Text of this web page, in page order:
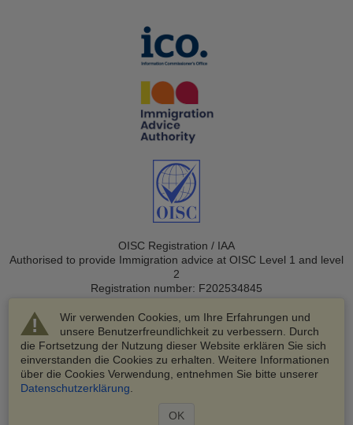
Wir verwenden Cookies, um Ihre Erfahrungen und
unsere Benutzerfreundlichkeit zu verbessern. Durch
die Fortsetzung der Nutzung dieser Website erklären Sie sich
einverstanden die Cookies zu erhalten. Weitere Informationen
über die Cookies Verwendung, entnehmen Sie bitte unserer
Datenschutzerklärung
OK
OISC Registration / IAA
Authorised to provide Immigration advice at OISC Level 1 and level
2
Registration number: F202534845
© 2003-2026 VisaHQ.com, Inc. Alle Rechte vorbehalten.
VisaHQ und das VisaHQ-Logo sind eingetragene Marken von
VisaHQ.com, Inc.